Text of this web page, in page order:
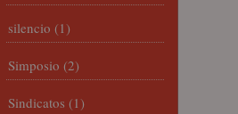
silencio (1)
Simposio (2)
Sindicatos (1)